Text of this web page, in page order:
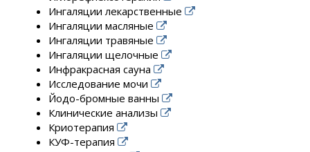
Ингаляции лекарственные
Ингаляции масляные
Ингаляции травяные
Ингаляции щелочные
Инфракрасная сауна
Исследование мочи
Йодо-бромные ванны
Клинические анализы
Криотерапия
КУФ-терапия